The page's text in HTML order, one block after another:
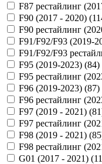
F87 рестайлинг
F90 (2017 - 2020) (
F90 рестайлинг
F91/F92/F93 (2019-
F91/F92/F93
F95 (2019-2023) (84)
F95 рестайлинг
F96 (2019-2023) (87)
F96 рестайлинг
F97 (2019 - 2021) (81
F97 рестайлинг
F98 (2019 - 2021) (85
F98 рестайлинг
G01 (2017 - 2021) (